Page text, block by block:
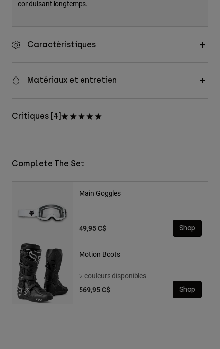
conduisant longtemps.
Caractéristiques
Matériaux et entretien
Critiques [4]
Complete The Set
Main Goggles
49,95 C$ Shop
Motion Boots
2 couleurs disponibles
569,95 C$
Shop